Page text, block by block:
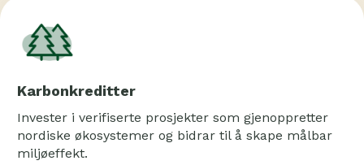
Karbonkreditter
Invester i verifiserte prosjekter som gjenoppretter
nordiske økosystemer og bidrar til å skape målbar
miljøeffekt.